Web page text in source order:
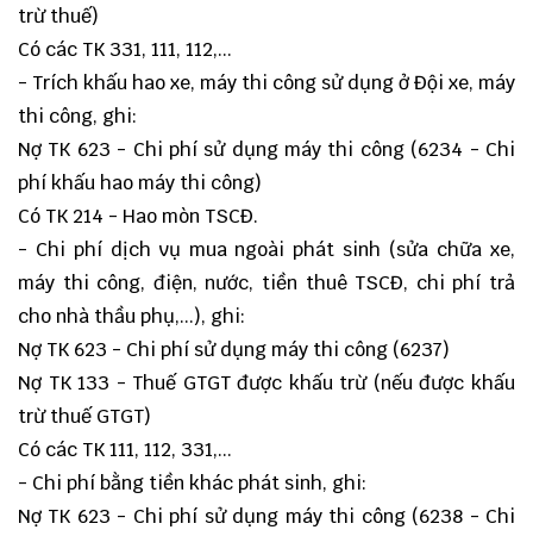
trừ thuế)
Có các TK 331, 111, 112,...
- Trích khấu hao xe, máy thi công sử dụng ở Đội xe, máy
thi công, ghi:
Nợ TK 623 - Chi phí sử dụng máy thi công (6234 - Chi
phí khấu hao máy thi công)
Có TK 214 - Hao mòn TSCĐ.
- Chi phí dịch vụ mua ngoài phát sinh (sửa chữa xe,
máy thi công, điện, nước, tiền thuê TSCĐ, chi phí trả
cho nhà thầu phụ,...), ghi:
Nợ TK 623 - Chi phí sử dụng máy thi công (6237)
Nợ TK 133 - Thuế GTGT được khấu trừ (nếu được khấu
trừ thuế GTGT)
Có các TK 111, 112, 331,...
- Chi phí bằng tiền khác phát sinh, ghi:
Nợ TK 623 - Chi phí sử dụng máy thi công (6238 - Chi